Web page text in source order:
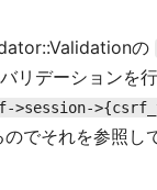
の
リデーションを
>session-
でそれを参照し